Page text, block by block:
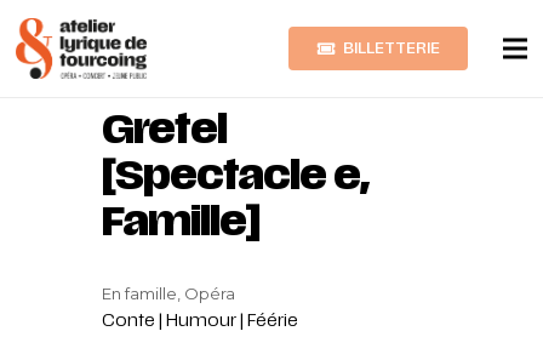
BILLETTERIE
Hänsel und
Gretel
[Spectacle e,
Famille]
En famille, Opéra
Conte | Humour | Féérie